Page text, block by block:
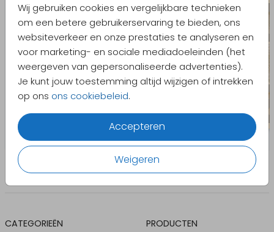
Wij gebruiken cookies en vergelijkbare technieken
om een betere gebruikerservaring te bieden, ons
websiteverkeer en onze prestaties te analyseren en
voor marketing- en sociale mediadoeleinden (het
weergeven van gepersonaliseerde advertenties).
Je kunt jouw toestemming altijd wijzigen of intrekken
op ons ons cookiebeleid.
Accepteren
Weigeren
CATEGORIEËN
PRODUCTEN